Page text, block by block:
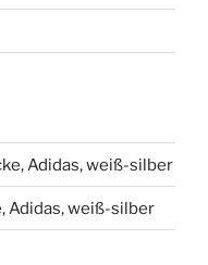
Adidas, weiß-silber
Adidas, weiß-silber